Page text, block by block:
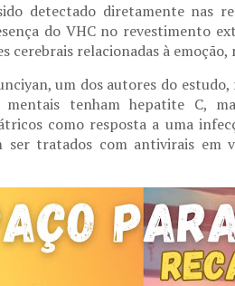
detectado diretamente nas
do VHC no revestimento
cerebrais relacionadas à
um dos autores do
tenham hepatite C,
como resposta a uma
ser tratados com antivirais em